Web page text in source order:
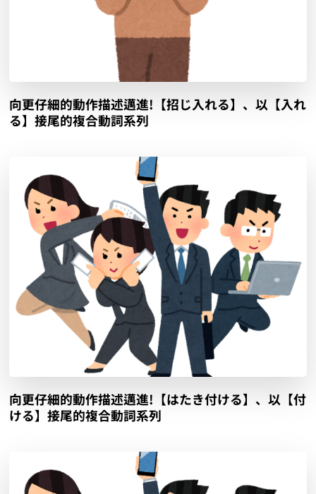
向更仔細的動作描述邁進!【招じ入れる】、以【入れ
る】接尾的複合動詞系列
向更仔細的動作描述邁進!【はたき付ける】、以【付
ける】接尾的複合動詞系列